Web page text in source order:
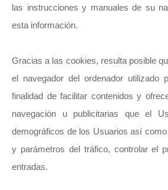
las instrucciones y manuales de su
esta información.
Gracias a las cookies, resulta posible
el navegador del ordenador utilizado
finalidad de facilitar contenidos y
navegación u publicitarias que el
demográficos de los Usuarios así
y parámetros del tráfico, controlar el
entradas.